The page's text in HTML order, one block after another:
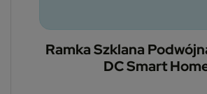
Ramka Szklana
DC Smart